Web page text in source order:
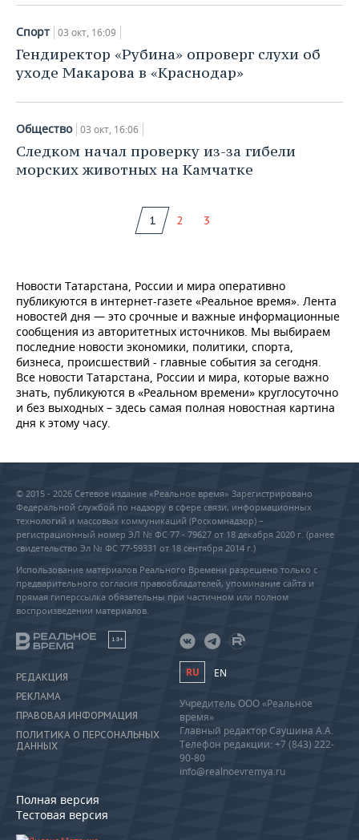
Спорт 03 окт, 16:09
Гендиректор «Рубина» опроверг слухи об
уходе Макарова в «Краснодар»
Общество 03 окт, 16:06
Следком начал проверку из-за гибели
морских животных на Камчатке
1 2 3
Новости Татарстана, России и мира оперативно
публикуются в интернет-газете «Реальное время». Лента
новостей дня — это срочные и важные информационные
сообщения из авторитетных источников. Мы выбираем
последние новости экономики, политики, спорта,
бизнеса, происшествий - главные события за сегодня.
Все новости Татарстана, России и мира, которые важно
знать, публикуются в «Реальном времени» круглосуточно
и без выходных – здесь самая полная новостная картина
дня к этому часу.
© 2015 - 2026 Сетевое издание «Реальное время» Зарегистрировано
Федеральной службой по надзору в сфере связи, информационных
технологий и массовых коммуникаций (Роскомнадзор) –
регистрационный номер ЭЛ № ФС 77 - 79627 от 18 декабря 2020 г. (ранее
свидетельство Эл № ФС 77-59331 от 18 сентября 2014 г.)
Использование материалов Реального Времени разрешено только с
предварительного согласия правообладателей, упоминание сайта и
прямая гиперссылка обязательны при частичном или полном
воспроизведении материалов.
18+
РЕДАКЦИЯ
РЕКЛАМА
ПРАВОВАЯ ИНФОРМАЦИЯ
ПОЛИТИКА О ПЕРСОНАЛЬНЫХ
ДАННЫХ
Полная версия
Тестовая версия
RU EN
Учредитель ООО «Реальное
время»
Главный редактор Саушина А.А.
Телефон редакции: +7 (843) 222-
90-80
info@realnoevremya.ru